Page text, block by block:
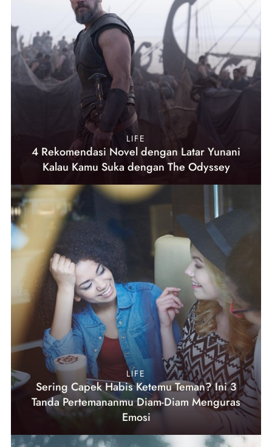
LIFE
4 Rekomendasi Novel dengan Latar Yunani
Kalau Kamu Suka dengan The Odyssey
LIFE
Sering Capek Habis Ketemu Teman? Ini 3
Tanda Pertemananmu Diam-Diam Menguras
Emosi